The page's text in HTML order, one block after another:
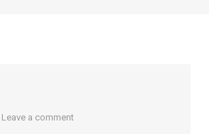
Leave a comment